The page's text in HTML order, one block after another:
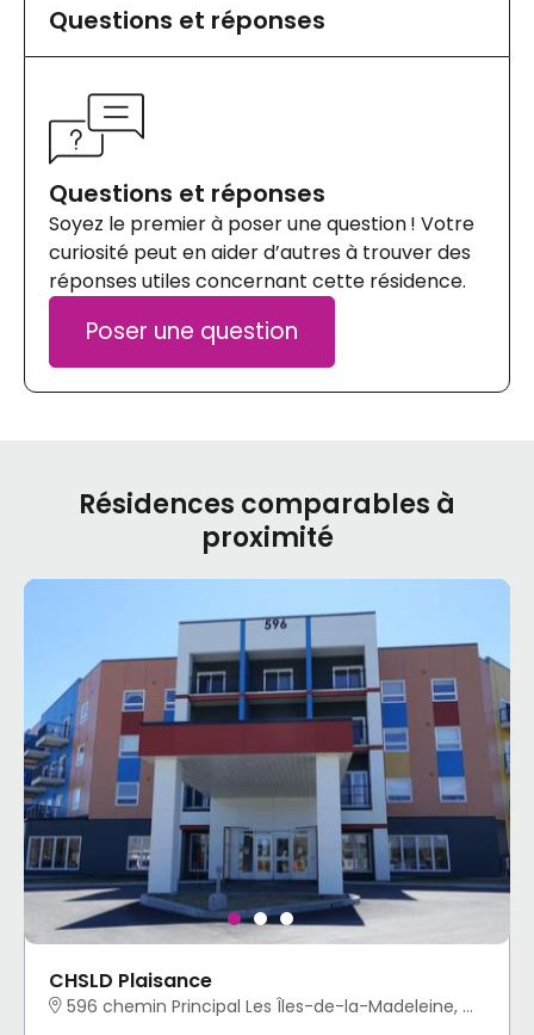
Questions et réponses
Questions et réponses
Soyez le premier à poser une question ! Votre
curiosité peut en aider d’autres à trouver des
réponses utiles concernant cette résidence.
Poser une question
Résidences comparables à
proximité
CHSLD Plaisance
596 chemin Principal Les Îles-de-la-Madeleine, QC